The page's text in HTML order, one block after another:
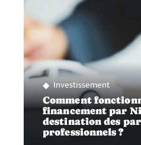
Investissement
Comment
financement par
destination des
professionnels ?